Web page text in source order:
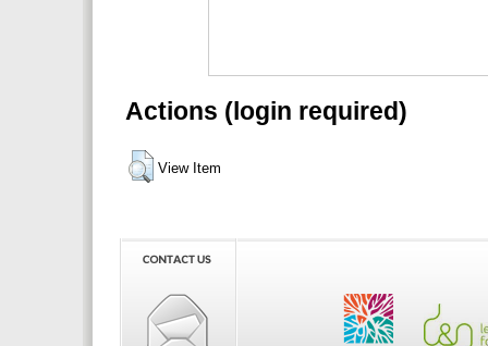
Actions (login required)
View Item